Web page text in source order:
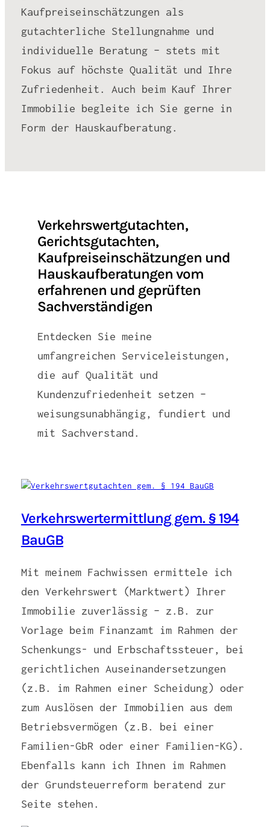
Kaufpreiseinschätzungen als
gutachterliche Stellungnahme und
individuelle Beratung – stets mit
Fokus auf höchste Qualität und Ihre
Zufriedenheit. Auch beim Kauf Ihrer
Immobilie begleite ich Sie gerne in
Form der Hauskaufberatung.
Verkehrswertgutachten,
Gerichtsgutachten,
Kaufpreiseinschätzungen und
Hauskaufberatungen vom
erfahrenen und geprüften
Sachverständigen
Entdecken Sie meine
umfangreichen Serviceleistungen,
die auf Qualität und
Kundenzufriedenheit setzen –
weisungsunabhängig, fundiert und
mit Sachverstand.
Verkehrswertermittlung gem. § 194
BauGB
Mit meinem Fachwissen ermittele ich
den Verkehrswert (Marktwert) Ihrer
Immobilie zuverlässig – z.B. zur
Vorlage beim Finanzamt im Rahmen der
Schenkungs- und Erbschaftssteuer, bei
gerichtlichen Auseinandersetzungen
(z.B. im Rahmen einer Scheidung) oder
zum Auslösen der Immobilien aus dem
Betriebsvermögen (z.B. bei einer
Familien-GbR oder einer Familien-KG).
Ebenfalls kann ich Ihnen im Rahmen
der Grundsteuerreform beratend zur
Seite stehen.